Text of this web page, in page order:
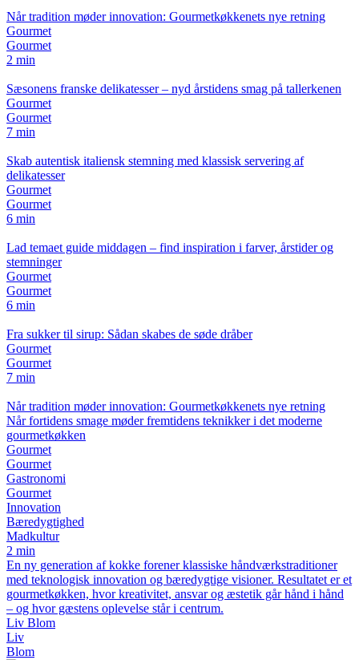
Når tradition møder innovation: Gourmetkøkkenets nye retning
Gourmet
Gourmet
2 min
Sæsonens franske delikatesser – nyd årstidens smag på tallerkenen
Gourmet
Gourmet
7 min
Skab autentisk italiensk stemning med klassisk servering af
delikatesser
Gourmet
Gourmet
6 min
Lad temaet guide middagen – find inspiration i farver, årstider og
stemninger
Gourmet
Gourmet
6 min
Fra sukker til sirup: Sådan skabes de søde dråber
Gourmet
Gourmet
7 min
Når tradition møder innovation: Gourmetkøkkenets nye retning
Når fortidens smage møder fremtidens teknikker i det moderne
gourmetkøkken
Gourmet
Gourmet
Gastronomi
Gourmet
Innovation
Bæredygtighed
Madkultur
2 min
En ny generation af kokke forener klassiske håndværkstraditioner
med teknologisk innovation og bæredygtige visioner. Resultatet er et
gourmetkøkken, hvor kreativitet, ansvar og æstetik går hånd i hånd
– og hvor gæstens oplevelse står i centrum.
Liv Blom
Liv
Blom